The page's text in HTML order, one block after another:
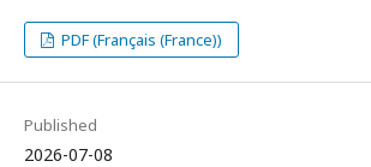
PDF (Français (France))
Published
2026-07-08